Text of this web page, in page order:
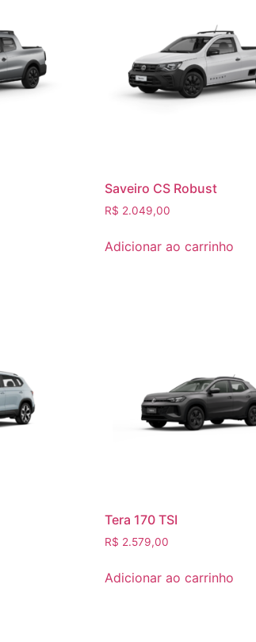
Saveiro CS Robust
R$ 2.049,00
Adicionar ao carrinho
Tera 170 TSI
R$ 2.579,00
Adicionar ao carrinho